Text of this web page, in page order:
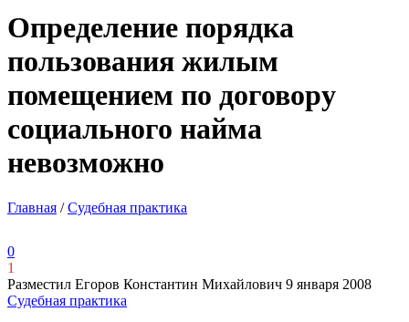
Определение порядка
пользования жилым
помещением по договору
социального найма
невозможно
Главная /Судебная практика
0
1
Разместил Егоров Константин Михайлович 9 января 2008
Судебная практика